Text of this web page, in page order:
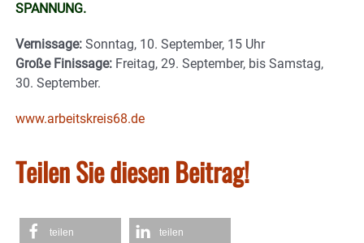
SPANNUNG.
Vernissage: Sonntag, 10. September, 15 Uhr
Große Finissage: Freitag, 29. September, bis Samstag,
30. September.
www.arbeitskreis68.de
Teilen Sie diesen Beitrag!
teilen teilen